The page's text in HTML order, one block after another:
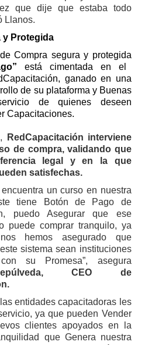
que dije que estaba todo
Llanos.
y Protegida
Compra segura y protegida
está cimentada en el
ganado en una
de su plataforma y Buenas
de quienes deseen
Capacitaciones.
RedCapacitación interviene
de compra, validando que
legal y en la que
satisfechas.
un curso en nuestra
tiene Botón de Pago de
puedo Asegurar que ese
puede comprar tranquilo, ya
hemos asegurado que
sistema sean instituciones
su Promesa”, asegura
CEO de
entidades capacitadoras les
ya que pueden Vender
clientes apoyados en la
que Genera nuestra